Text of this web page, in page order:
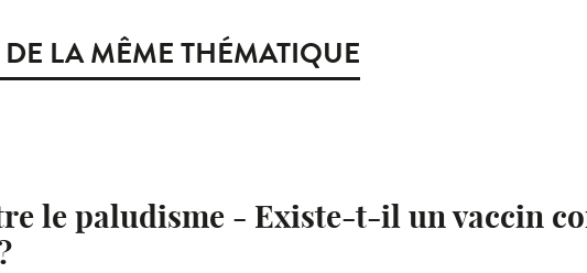
LA MÊME THÉMATIQUE
le paludisme - Existe-t-il un vaccin